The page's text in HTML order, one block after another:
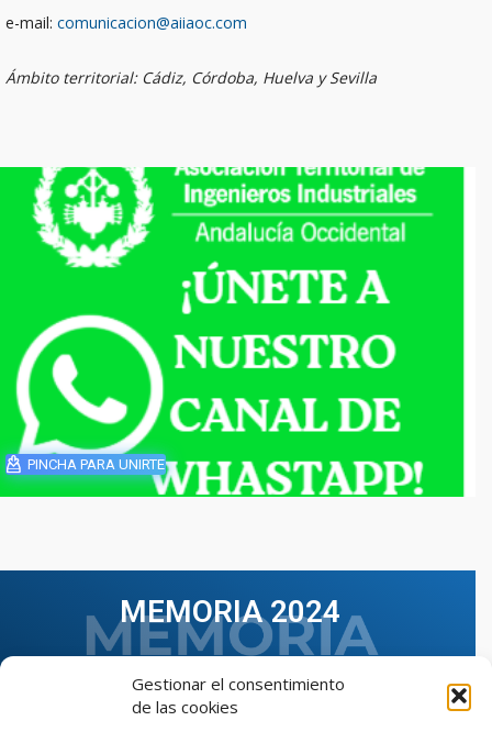
Gestionar el consentimiento
de las cookies
e-mail: comunicacion@aiiaoc.com
Ámbito territorial: Cádiz, Córdoba, Huelva y Sevilla
PINCHA PARA UNIRTE
MEMORIA 2024